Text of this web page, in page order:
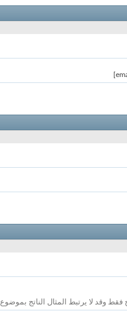
وقد لا يرتبط المثال الناتج